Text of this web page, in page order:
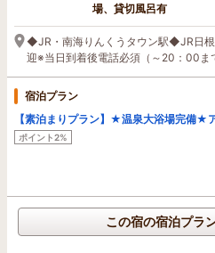
場、貸切風呂有
◆JR・南海りんくうタウン駅◆JR日
迎※当日到着後電話必須（～20：00ま
宿泊プラン
【素泊まりプラン】★温泉大浴場完備★
ポイント2%
この宿の宿泊プラ